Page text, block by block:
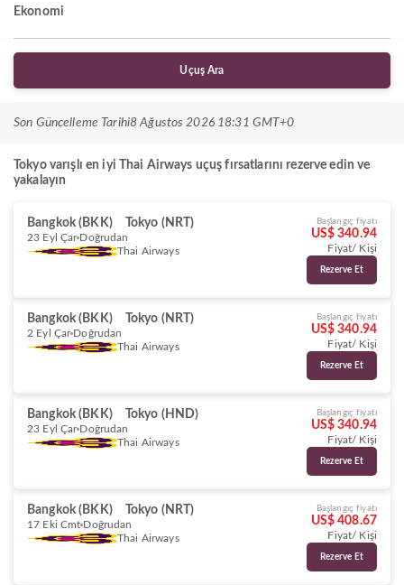
Ekonomi
Uçuş Ara
Son Güncelleme Tarihi8 Ağustos 2026 18:31 GMT+0
Tokyo varışlı en iyi Thai Airways uçuş fırsatlarını rezerve edin ve
yakalayın
Bangkok (BKK) Tokyo (NRT)
23 Eyl Çar Doğrudan
Thai Airways
Başlangıç fiyatı
US$ 340.94
Fiyat/ Kişi
Rezerve Et
Bangkok (BKK) Tokyo (NRT)
2 Eyl Çar Doğrudan
Thai Airways
Başlangıç fiyatı
US$ 340.94
Fiyat/ Kişi
Rezerve Et
Bangkok (BKK) Tokyo (HND)
23 Eyl Çar Doğrudan
Thai Airways
Başlangıç fiyatı
US$ 340.94
Fiyat/ Kişi
Rezerve Et
Bangkok (BKK) Tokyo (NRT)
17 Eki Cmt Doğrudan
Thai Airways
Başlangıç fiyatı
US$ 408.67
Fiyat/ Kişi
Rezerve Et